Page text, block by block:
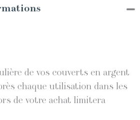
de vos couverts en argent
chaque utilisation dans les
de votre achat limitera